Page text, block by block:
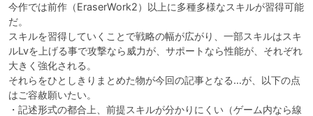
今作では前作（EraserWork2）以上に多種多様なスキルが習得可能
だ。
スキルを習得していくことで戦略の幅が広がり、一部スキルはスキ
ルLvを上げる事で攻撃なら威力が、サポートなら性能が、それぞれ
大きく強化される。
それらをひとしきりまとめた物が今回の記事となる…が、以下の点
はご容赦願いたい。
・記述形式の都合上、前提スキルが分かりにくい（ゲーム内なら線